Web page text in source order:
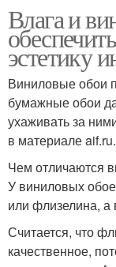
Влага и
эстетику
Виниловые обои
бумажные обои
ухаживать за
в материале aif.ru.
Чем отличаются
У виниловых
или флизелина,
Считается, что
качественное,